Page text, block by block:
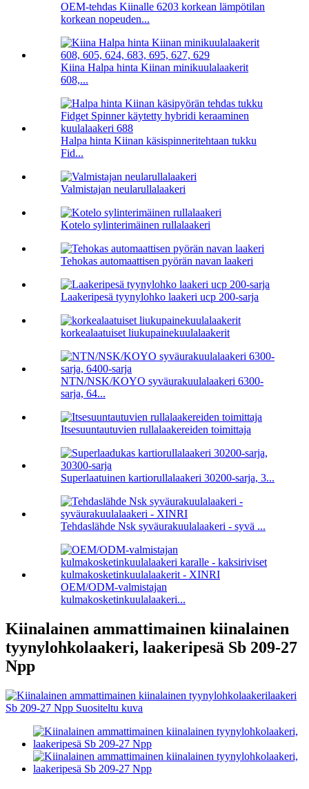
OEM-tehdas Kiinalle 6203 korkean lämpötilan
korkean nopeuden...
Kiina Halpa hinta Kiinan minikuulalaakerit
608,...
Halpa hinta Kiinan käsispinneritehtaan tukku
Fid...
Valmistajan neularullalaakeri
Kotelo sylinterimäinen rullalaakeri
Tehokas automaattisen pyörän navan laakeri
Laakeripesä tyynylohko laakeri ucp 200-sarja
korkealaatuiset liukupainekuulalaakerit
NTN/NSK/KOYO syväurakuulalaakeri 6300-
sarja, 64...
Itsesuuntautuvien rullalaakereiden toimittaja
Superlaatuinen kartiorullalaakeri 30200-sarja, 3...
Tehdaslähde Nsk syväurakuulalaakeri - syvä ...
OEM/ODM-valmistajan
kulmakosketinkuulalaakeri...
Kiinalainen ammattimainen kiinalainen
tyynylohkolaakeri, laakeripesä Sb 209-27
Npp